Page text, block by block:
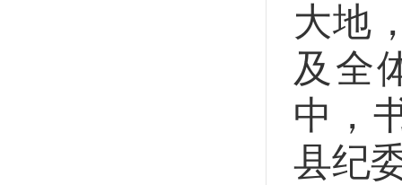
大地
及全
中，
县纪